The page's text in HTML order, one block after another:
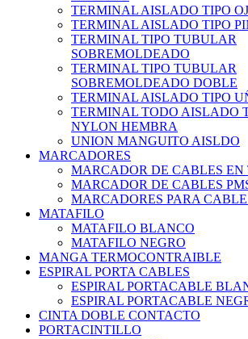
TERMINAL AISLADO TIPO
TERMINAL AISLADO TIPO
TERMINAL TIPO TUBULAR
SOBREMOLDEADO
TERMINAL TIPO TUBULAR
SOBREMOLDEADO DOBLE
TERMINAL AISLADO TIPO
TERMINAL TODO AISLADO
NYLON HEMBRA
UNION MANGUITO AISLDO
MARCADORES
MARCADOR DE CABLES EN
MARCADOR DE CABLES
MARCADORES PARA
MATAFILO
MATAFILO BLANCO
MATAFILO NEGRO
MANGA TERMOCONTRAIBLE
ESPIRAL PORTA CABLES
ESPIRAL PORTACABLE
ESPIRAL PORTACABLE
CINTA DOBLE CONTACTO
PORTACINTILLO